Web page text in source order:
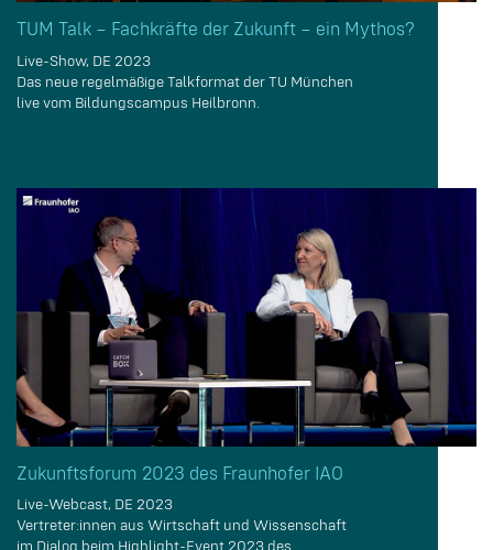
TUM Talk – Fachkräfte der Zukunft – ein Mythos?
Live-Show, DE 2023
Das neue regelmäßige Talkformat der TU München
live vom Bildungscampus Heilbronn.
Zukunftsforum 2023 des Fraunhofer IAO
Live-Webcast, DE 2023
Vertreter:innen aus Wirtschaft und Wissenschaft